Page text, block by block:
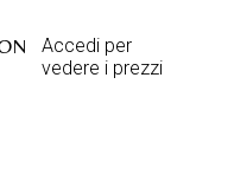
Accedi per
vedere i prezzi